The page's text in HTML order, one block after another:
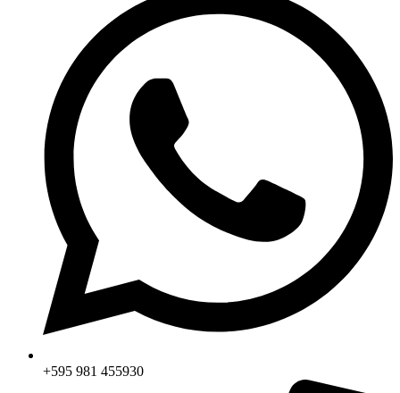
+595 981 455930